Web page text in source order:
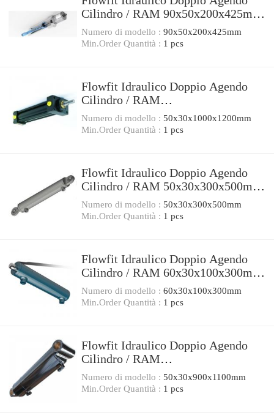
Cilindro / RAM 90x50x200x425mm
708/2
Numero di modello : 90x50x200x425mm
Min.Order Quantità : 1 pcs
Flowfit Idraulico Doppio Agendo
Cilindro / RAM
50x30x1000x1200mm 702/1000
Numero di modello : 50x30x1000x1200mm
Min.Order Quantità : 1 pcs
Flowfit Idraulico Doppio Agendo
Cilindro / RAM 50x30x300x500mm
702/3
Numero di modello : 50x30x300x500mm
Min.Order Quantità : 1 pcs
Flowfit Idraulico Doppio Agendo
Cilindro / RAM 60x30x100x300mm
703/1
Numero di modello : 60x30x100x300mm
Min.Order Quantità : 1 pcs
Flowfit Idraulico Doppio Agendo
Cilindro / RAM
50x30x900x1100mm 702/900
Numero di modello : 50x30x900x1100mm
Min.Order Quantità : 1 pcs